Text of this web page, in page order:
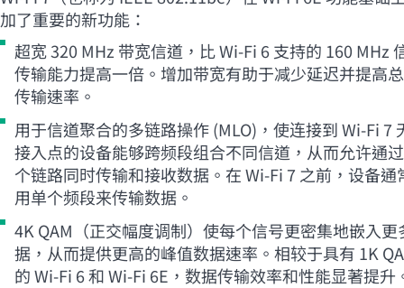
加了重要的新功能：
超宽 320 MHz 带宽信道，比Wi-Fi 6 支持的 160 MHz
传输能力提高一倍。增加带宽有助于减少延迟并提高
传输速率。
用于信道聚合的多链路操作 (MLO)，使连接到Wi-Fi 7
接入点的设备能够跨频段组合不同信道，从而允许通
个链路同时传输和接收数据。在Wi-Fi 7 之前，设备通
用单个频段来传输数据。
4K QAM（正交幅度调制）使每个信号更密集地嵌入更
据，从而提供更高的峰值数据速率。相较于具有 1K
的Wi-Fi 6 和Wi-Fi 6E，数据传输效率和性能显著提升